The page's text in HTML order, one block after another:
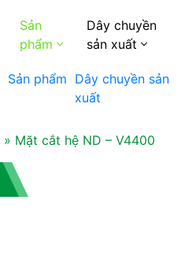
Sản
phẩm
Sản phẩm
Nhôm Xây dựng
Nhôm Công nghiệp
Dây chuyền
sản xuất
Dây chuyền sản
xuất
Nhôm định hình
» Mặt cắt hệ ND – V4400